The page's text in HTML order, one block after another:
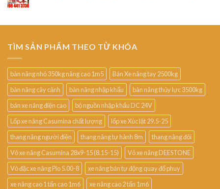
TÌM SẢN PHẨM THEO TỪ KHÓA
bàn nâng nhỏ 350kg nâng cao 1m5
Bán Xe nâng tay 2500kg
bàn nâng cây cảnh
bàn nâng nhập khẩu
bàn nâng thủy lực 3500kg
bán xe nâng điện cao
bộ nguồn nhập khẩu DC 24V
Lốp xe nâng Casumina chất lượng
lốp xe Xúc lật 29.5-25
thang nâng người điện
thang nâng tự hành 8m
thang nâng đôi
Vỏ xe nâng Casumina 28x9-15 (8.15-15)
Vỏ xe nâng DEESTONE
Vỏ đặc xe nâng Pio 5.00-8
xe nâng bán tự động quay đổ phuy
xe nâng cao 1 tấn cao 1m6
xe nâng cao 2 tấn 1m6